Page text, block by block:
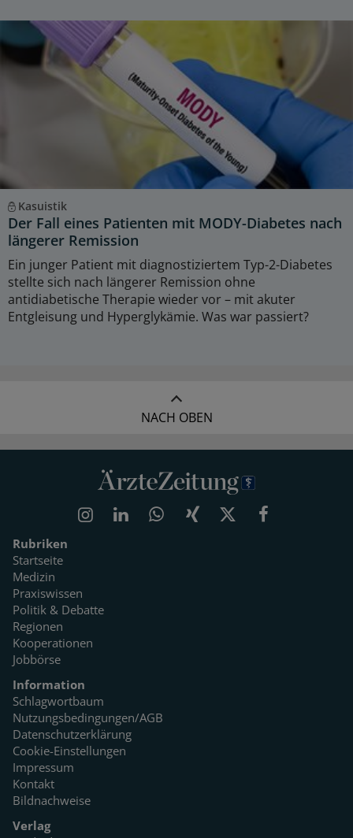
Kasuistik
Der Fall eines Patienten mit MODY-Diabetes nach
längerer Remission
Ein junger Patient mit diagnostiziertem Typ-2-Diabetes
stellte sich nach längerer Remission ohne
antidiabetische Therapie wieder vor – mit akuter
Entgleisung und Hyperglykämie. Was war passiert?
NACH OBEN
Rubriken
Startseite
Medizin
Praxiswissen
Politik & Debatte
Regionen
Kooperationen
Jobbörse
Information
Schlagwortbaum
Nutzungsbedingungen/AGB
Datenschutzerklärung
Cookie-Einstellungen
Impressum
Kontakt
Bildnachweise
Verlag